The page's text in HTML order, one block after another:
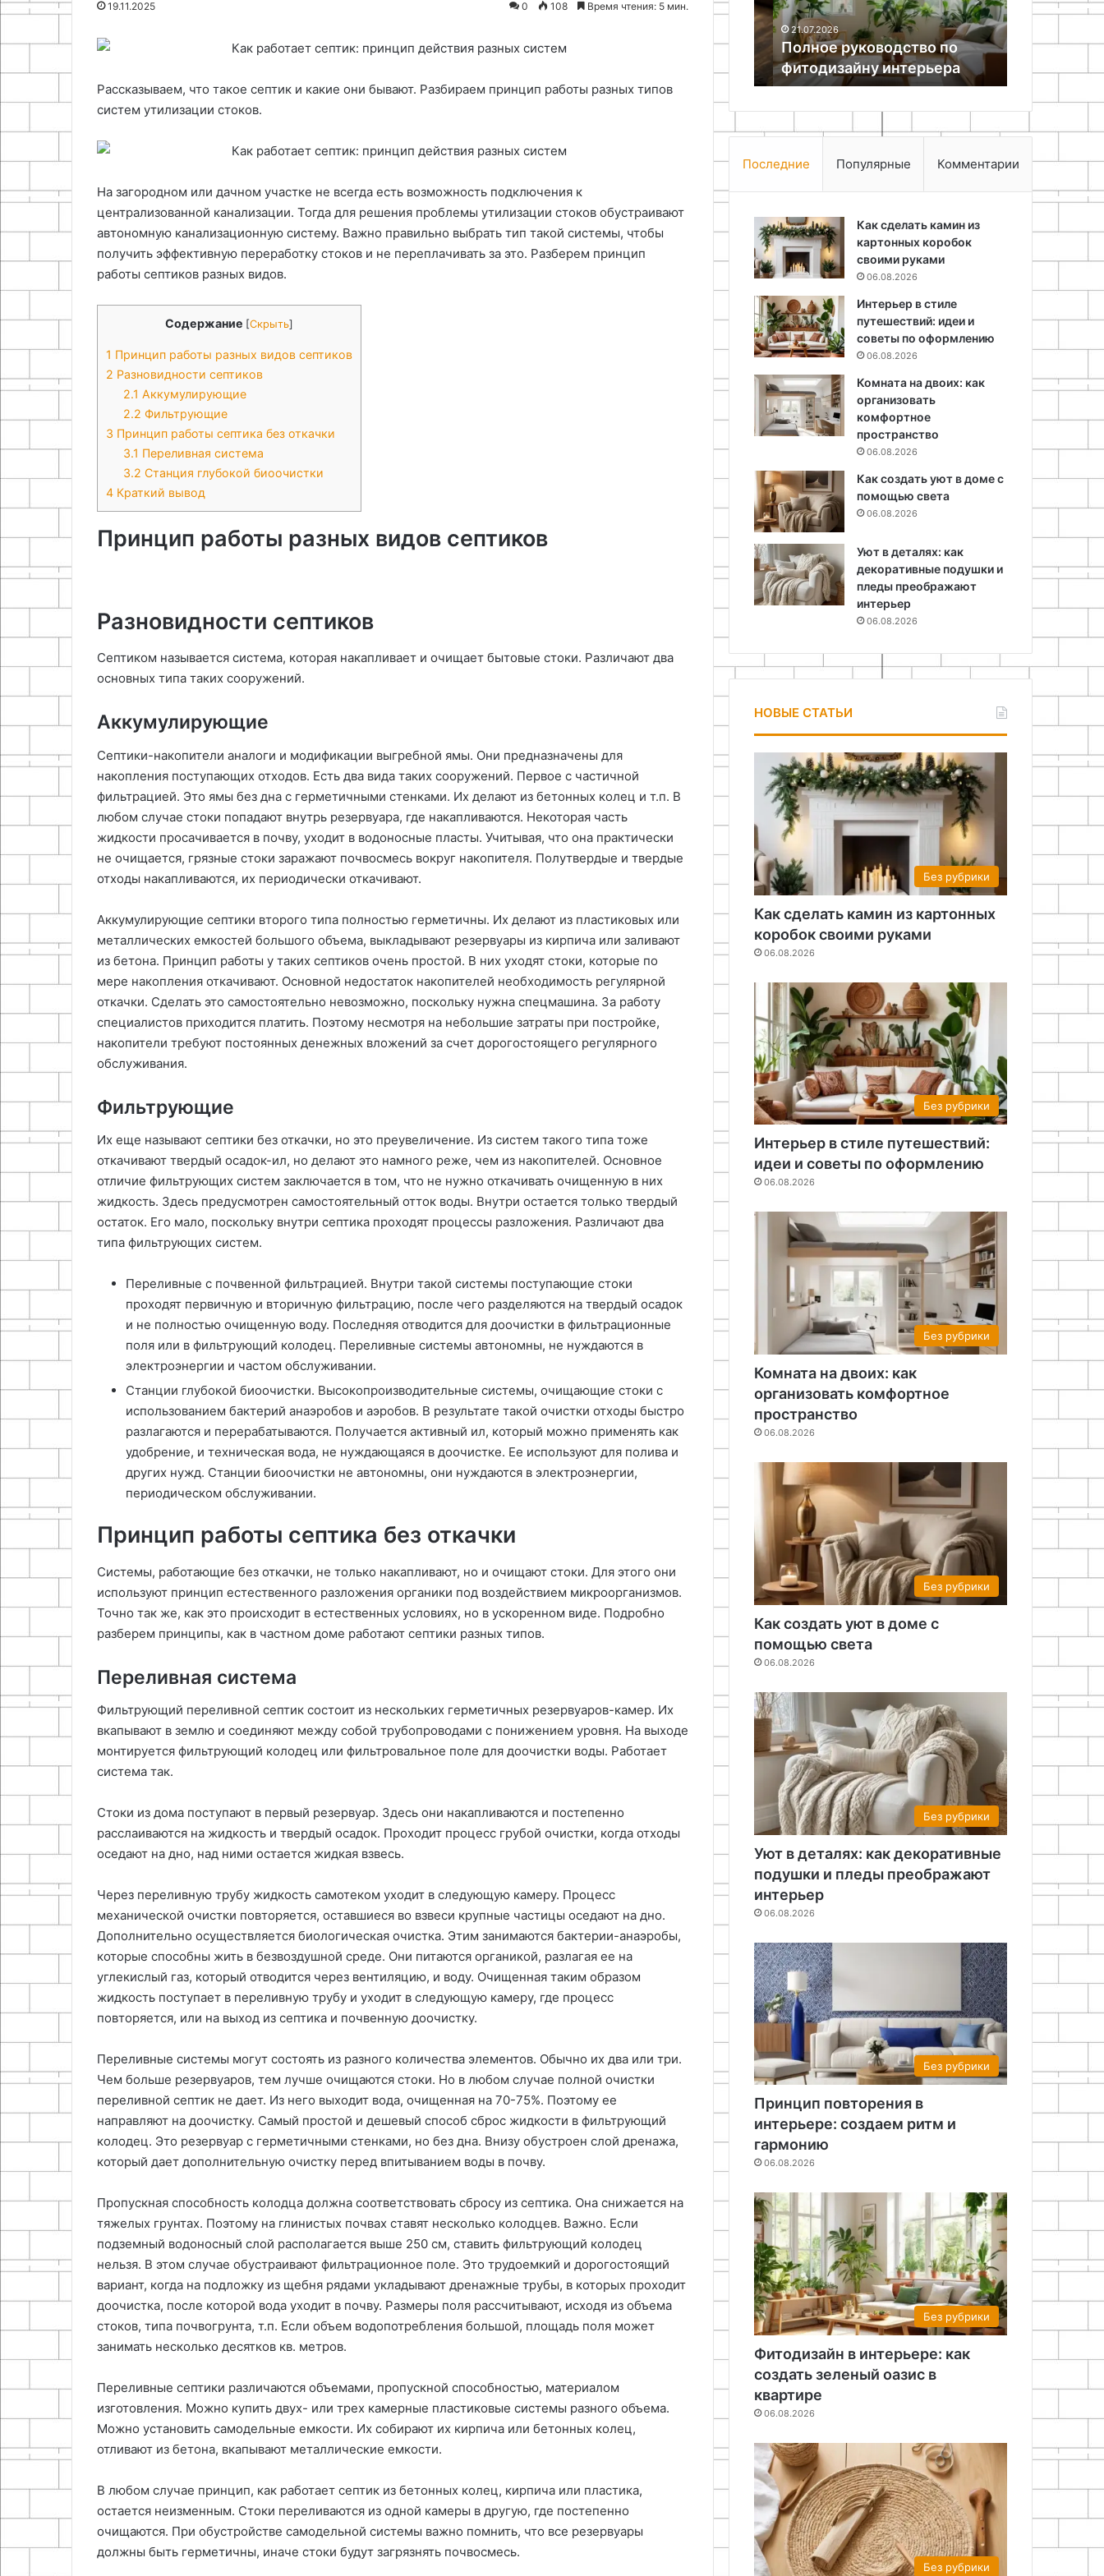
19.11.2025 0 108 Время чтения: 5 мин.
Рассказываем, что такое септик и какие они бывают. Разбираем принцип работы разных типов
систем утилизации стоков.
На загородном или дачном участке не всегда есть возможность подключения к
централизованной канализации. Тогда для решения проблемы утилизации стоков обустраивают
автономную канализационную систему. Важно правильно выбрать тип такой системы, чтобы
получить эффективную переработку стоков и не переплачивать за это. Разберем принцип
работы септиков разных видов.
Содержание [Скрыть]
1 Принцип работы разных видов септиков
2 Разновидности септиков
2.1 Аккумулирующие
2.2 Фильтрующие
3 Принцип работы септика без откачки
3.1 Переливная система
3.2 Станция глубокой биоочистки
4 Краткий вывод
Принцип работы разных видов септиков
Разновидности септиков
Септиком называется система, которая накапливает и очищает бытовые стоки. Различают два
основных типа таких сооружений.
Аккумулирующие
Септики-накопители аналоги и модификации выгребной ямы. Они предназначены для
накопления поступающих отходов. Есть два вида таких сооружений. Первое с частичной
фильтрацией. Это ямы без дна с герметичными стенками. Их делают из бетонных колец и т.п. В
любом случае стоки попадают внутрь резервуара, где накапливаются. Некоторая часть
жидкости просачивается в почву, уходит в водоносные пласты. Учитывая, что она практически
не очищается, грязные стоки заражают почвосмесь вокруг накопителя. Полутвердые и твердые
отходы накапливаются, их периодически откачивают.
Аккумулирующие септики второго типа полностью герметичны. Их делают из пластиковых или
металлических емкостей большого объема, выкладывают резервуары из кирпича или заливают
из бетона. Принцип работы у таких септиков очень простой. В них уходят стоки, которые по
мере накопления откачивают. Основной недостаток накопителей необходимость регулярной
откачки. Сделать это самостоятельно невозможно, поскольку нужна спецмашина. За работу
специалистов приходится платить. Поэтому несмотря на небольшие затраты при постройке,
накопители требуют постоянных денежных вложений за счет дорогостоящего регулярного
обслуживания.
Фильтрующие
Их еще называют септики без откачки, но это преувеличение. Из систем такого типа тоже
откачивают твердый осадок-ил, но делают это намного реже, чем из накопителей. Основное
отличие фильтрующих систем заключается в том, что не нужно откачивать очищенную в них
жидкость. Здесь предусмотрен самостоятельный отток воды. Внутри остается только твердый
остаток. Его мало, поскольку внутри септика проходят процессы разложения. Различают два
типа фильтрующих систем.
Переливные с почвенной фильтрацией. Внутри такой системы поступающие стоки
проходят первичную и вторичную фильтрацию, после чего разделяются на твердый осадок
и не полностью очищенную воду. Последняя отводится для доочистки в фильтрационные
поля или в фильтрующий колодец. Переливные системы автономны, не нуждаются в
электроэнергии и частом обслуживании.
Станции глубокой биоочистки. Высокопроизводительные системы, очищающие стоки с
использованием бактерий анаэробов и аэробов. В результате такой очистки отходы быстро
разлагаются и перерабатываются. Получается активный ил, который можно применять как
удобрение, и техническая вода, не нуждающаяся в доочистке. Ее используют для полива и
других нужд. Станции биоочистки не автономны, они нуждаются в электроэнергии,
периодическом обслуживании.
Принцип работы септика без откачки
Системы, работающие без откачки, не только накапливают, но и очищают стоки. Для этого они
используют принцип естественного разложения органики под воздействием микроорганизмов.
Точно так же, как это происходит в естественных условиях, но в ускоренном виде. Подробно
разберем принципы, как в частном доме работают септики разных типов.
Переливная система
Фильтрующий переливной септик состоит из нескольких герметичных резервуаров-камер. Их
вкапывают в землю и соединяют между собой трубопроводами с понижением уровня. На выходе
монтируется фильтрующий колодец или фильтровальное поле для доочистки воды. Работает
система так.
Стоки из дома поступают в первый резервуар. Здесь они накапливаются и постепенно
расслаиваются на жидкость и твердый осадок. Проходит процесс грубой очистки, когда отходы
оседают на дно, над ними остается жидкая взвесь.
Через переливную трубу жидкость самотеком уходит в следующую камеру. Процесс
механической очистки повторяется, оставшиеся во взвеси крупные частицы оседают на дно.
Дополнительно осуществляется биологическая очистка. Этим занимаются бактерии-анаэробы,
которые способны жить в безвоздушной среде. Они питаются органикой, разлагая ее на
углекислый газ, который отводится через вентиляцию, и воду. Очищенная таким образом
жидкость поступает в переливную трубу и уходит в следующую камеру, где процесс
повторяется, или на выход из септика и почвенную доочистку.
Переливные системы могут состоять из разного количества элементов. Обычно их два или три.
Чем больше резервуаров, тем лучше очищаются стоки. Но в любом случае полной очистки
переливной септик не дает. Из него выходит вода, очищенная на 70-75%. Поэтому ее
направляют на доочистку. Самый простой и дешевый способ сброс жидкости в фильтрующий
колодец. Это резервуар с герметичными стенками, но без дна. Внизу обустроен слой дренажа,
который дает дополнительную очистку перед впитыванием воды в почву.
Пропускная способность колодца должна соответствовать сбросу из септика. Она снижается на
тяжелых грунтах. Поэтому на глинистых почвах ставят несколько колодцев. Важно. Если
подземный водоносный слой располагается выше 250 см, ставить фильтрующий колодец
нельзя. В этом случае обустраивают фильтрационное поле. Это трудоемкий и дорогостоящий
вариант, когда на подложку из щебня рядами укладывают дренажные трубы, в которых проходит
доочистка, после которой вода уходит в почву. Размеры поля рассчитывают, исходя из объема
стоков, типа почвогрунта, т.п. Если объем водопотребления большой, площадь поля может
занимать несколько десятков кв. метров.
Переливные септики различаются объемами, пропускной способностью, материалом
изготовления. Можно купить двух- или трех камерные пластиковые системы разного объема.
Можно установить самодельные емкости. Их собирают их кирпича или бетонных колец,
отливают из бетона, вкапывают металлические емкости.
В любом случае принцип, как работает септик из бетонных колец, кирпича или пластика,
остается неизменным. Стоки переливаются из одной камеры в другую, где постепенно
очищаются. При обустройстве самодельной системы важно помнить, что все резервуары
должны быть герметичны, иначе стоки будут загрязнять почвосмесь.
Как сделать направляющие из
имитации художественной
своими
22.04.2026
из старого ключа своими
21.07.2026
Полное руководство по
фитодизайну интерьера
канального
07.05.2026
Последние Популярные Комментарии
Как сделать камин из
картонных коробок
своими руками
06.08.2026
Интерьер в стиле
путешествий: идеи и
советы по оформлению
06.08.2026
Комната на двоих: как
организовать
комфортное
пространство
06.08.2026
Как создать уют в доме с
помощью света
06.08.2026
Уют в деталях: как
декоративные подушки и
пледы преображают
интерьер
06.08.2026
НОВЫЕ СТАТЬИ
Без рубрики
Как сделать камин из картонных
коробок своими руками
06.08.2026
Без рубрики
Интерьер в стиле путешествий:
идеи и советы по оформлению
06.08.2026
Без рубрики
Комната на двоих: как
организовать комфортное
пространство
06.08.2026
Без рубрики
Как создать уют в доме с
помощью света
06.08.2026
Без рубрики
Уют в деталях: как декоративные
подушки и пледы преображают
интерьер
06.08.2026
Без рубрики
Принцип повторения в
интерьере: создаем ритм и
гармонию
06.08.2026
Без рубрики
Фитодизайн в интерьере: как
создать зеленый оазис в
квартире
06.08.2026
Без рубрики